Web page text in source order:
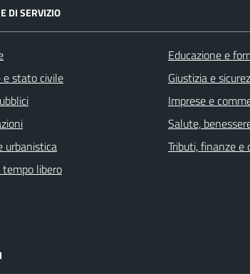
DI SERVIZIO
e stato civile
urbanistica
libero
Educazione e
Giustizia e
Imprese e
Salute,
Tributi, finanze